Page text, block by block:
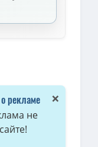
×
рекламе
не